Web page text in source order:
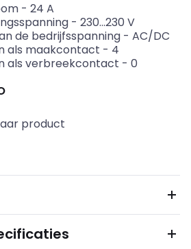
- 24 A
- 230...230 V
de bedrijfsspanning- AC/DC
als maakcontact - 4
als verbreekcontact - 0
product